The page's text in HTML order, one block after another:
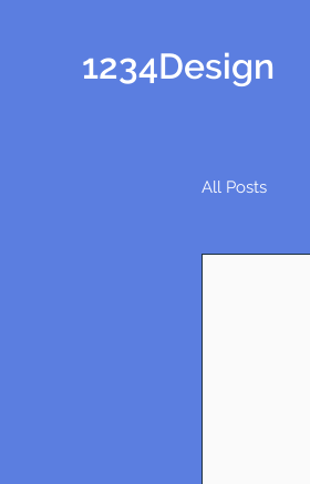
1234Design
All Posts